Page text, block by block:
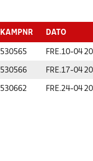
KAMPNR DATO
530565 FRE.10-04
530566 FRE.17-04
530662 FRE.24-04